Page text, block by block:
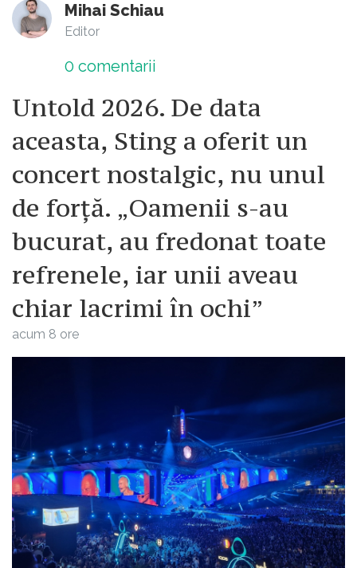
Mihai Schiau
Editor
0 comentarii
Untold 2026. De data
aceasta, Sting a oferit un
concert nostalgic, nu unul
de forță. „Oamenii s-au
bucurat, au fredonat toate
refrenele, iar unii aveau
chiar lacrimi în ochi”
acum 8 ore